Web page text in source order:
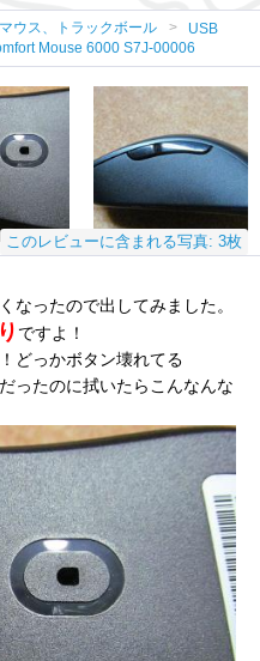
マウス、トラックボール
USB
Mouse 6000 S7J-00006
このレビューに含まれる写真: 3枚
なったので出してみました。
ですよ！
どっかボタン壊れてる
ったのに拭いたらこんなんな